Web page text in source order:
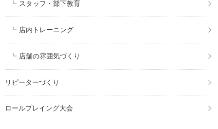
スタッフ・部下教育
店内トレーニング
店舗の雰囲気づくり
リピーターづくり
ロールプレイング大会